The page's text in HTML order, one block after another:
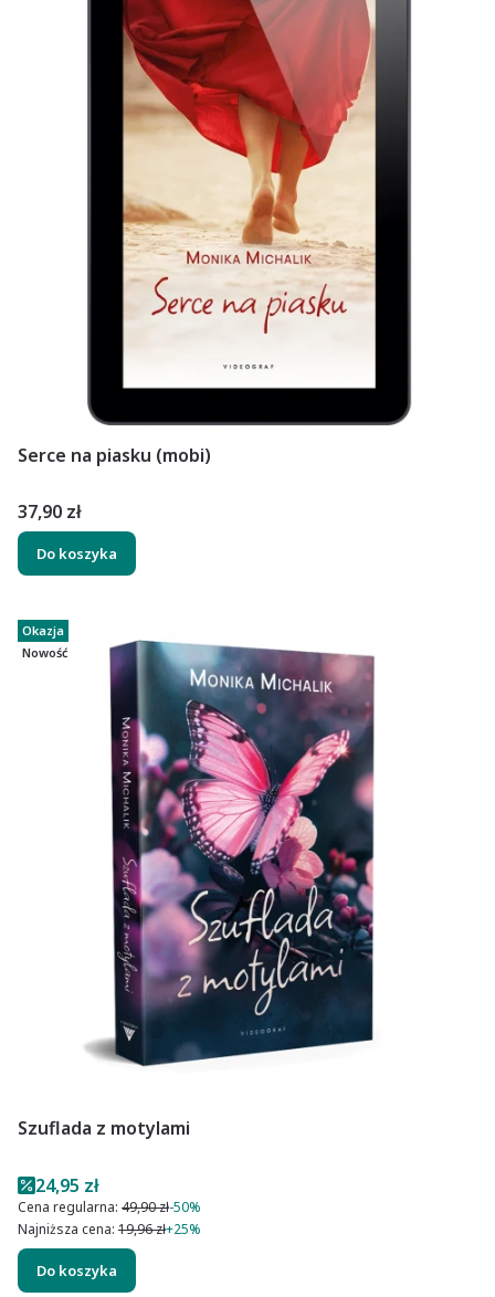
Serce na piasku (mobi)
Cena
37,90 zł
Do koszyka
Okazja
Nowość
Szuflada z motylami
Cena promocyjna
24,95 zł
Cena regularna: 49,90 zł-50%
Najniższa cena: 19,96 zł+25%
Do koszyka